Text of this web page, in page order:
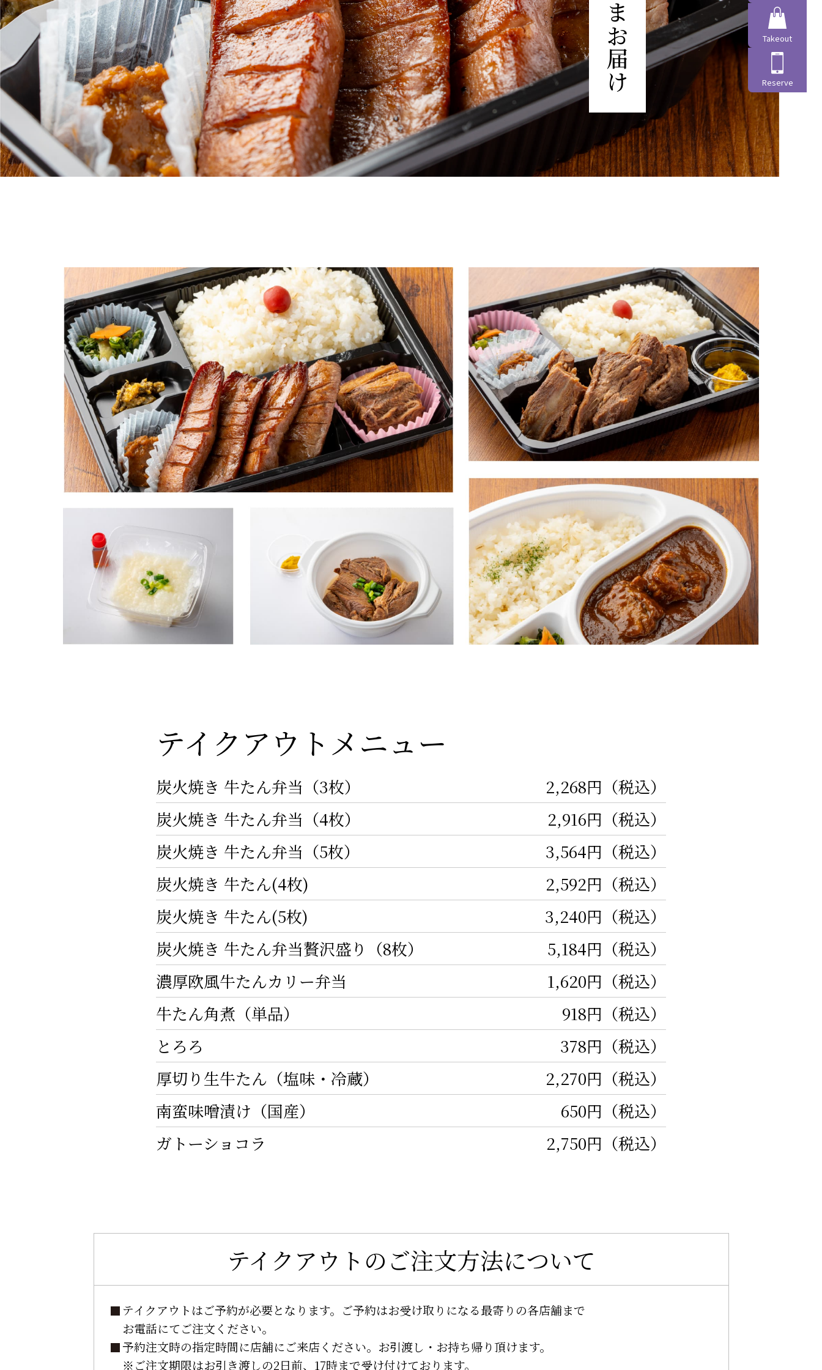
Takeout
Reserve
テイクアウトメニュー
炭火焼き 牛たん弁当（3枚）
2,268円（税込）
炭火焼き 牛たん弁当（4枚）
2,916円（税込）
炭火焼き 牛たん弁当（5枚）
3,564円（税込）
炭火焼き 牛たん(4枚)
2,592円（税込）
炭火焼き 牛たん(5枚)
3,240円（税込）
炭火焼き 牛たん弁当贅沢盛り（8枚）
5,184円（税込）
濃厚欧風牛たんカリー弁当
1,620円（税込）
牛たん角煮（単品）
918円（税込）
とろろ
378円（税込）
厚切り生牛たん（塩味・冷蔵）
2,270円（税込）
南蛮味噌漬け（国産）
650円（税込）
ガトーショコラ
2,750円（税込）
テイクアウトのご注文方法について
テイクアウトはご予約が必要となります。 ご予約はお受け取りになる最寄りの各店舗まで
お電話にてご注文ください。
予約注文時の指定時間に店舗にご来店ください。 お引渡し・お持ち帰り頂けます。
※ご注文期限はお引き渡しの2日前、 17時まで受け付けております。